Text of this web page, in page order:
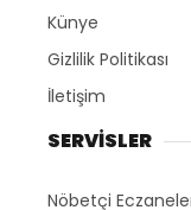
Künye
Gizlilik Politikası
İletişim
SERVİSLER
Nöbetçi